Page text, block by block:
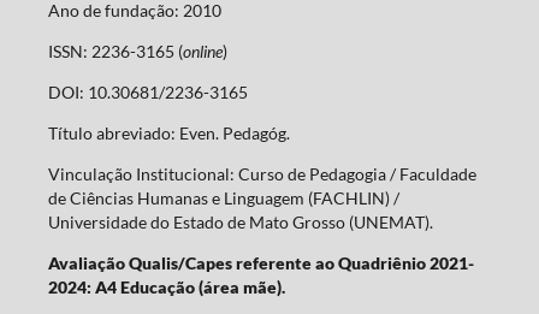
Ano de fundação: 2010
ISSN: 2236-3165 (online)
DOI: 10.30681/2236-3165
Título abreviado: Even. Pedagóg.
Vinculação Institucional: Curso de Pedagogia / Faculdade
de Ciências Humanas e Linguagem (FACHLIN) /
Universidade do Estado de Mato Grosso (UNEMAT).
Avaliação Qualis/Capes referente ao Quadriênio 2021-
2024: A4 Educação (área mãe).